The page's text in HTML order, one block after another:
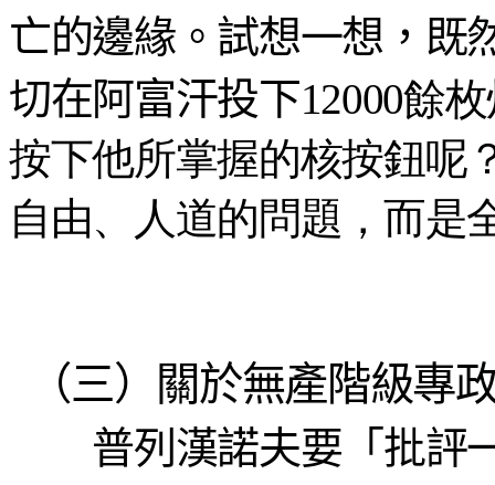
亡的邊緣。試想一想，既
切在阿富汗投下12000餘
按下他所掌握的核按鈕呢
自由、人道的問題，而是
（三）關於無產階級專
普列漢諾夫要「批評一